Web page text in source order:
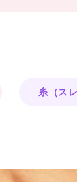
糸（ス